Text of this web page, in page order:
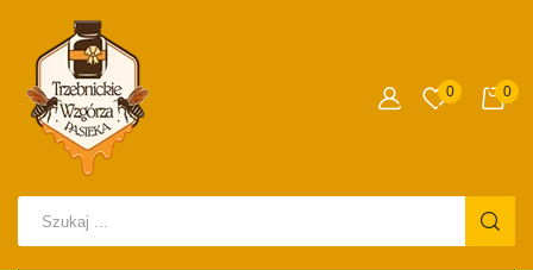
0 0